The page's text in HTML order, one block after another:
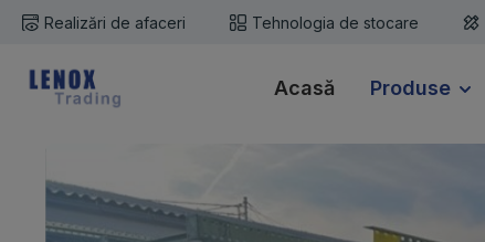
la conținutul principal
Sari la căutare
Sari la navigarea principală
Realizări de afaceri Tehnologia de stocare
Acasă Produse